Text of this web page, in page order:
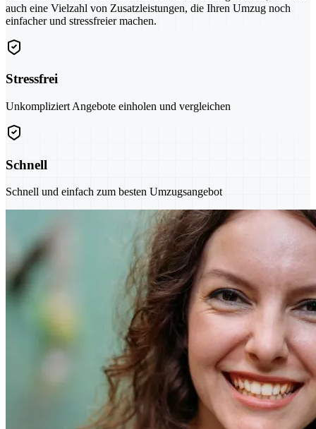
auch eine Vielzahl von Zusatzleistungen, die Ihren Umzug noch
einfacher und stressfreier machen.
Stressfrei
Unkompliziert Angebote einholen und vergleichen
Schnell
Schnell und einfach zum besten Umzugsangebot